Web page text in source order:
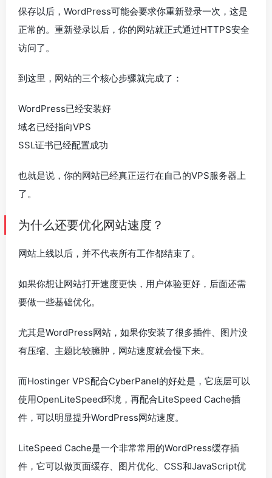
保存以后，WordPress可能会要求你重新登录一次，这是
正常的。重新登录以后，你的网站就正式通过HTTPS安全
访问了。
到这里，网站的三个核心步骤就完成了：
WordPress已经安装好
域名已经指向VPS
SSL证书已经配置成功
也就是说，你的网站已经真正运行在自己的VPS服务器上
了。
为什么还要优化网站速度？
网站上线以后，并不代表所有工作都结束了。
如果你想让网站打开速度更快，用户体验更好，后面还需
要做一些基础优化。
尤其是WordPress网站，如果你安装了很多插件、图片没
有压缩、主题比较臃肿，网站速度就会慢下来。
而Hostinger VPS配合CyberPanel的好处是，它底层可以
使用OpenLiteSpeed环境，再配合LiteSpeed Cache插
件，可以明显提升WordPress网站速度。
LiteSpeed Cache是一个非常常用的WordPress缓存插
件，它可以做页面缓存、图片优化、CSS和JavaScript优